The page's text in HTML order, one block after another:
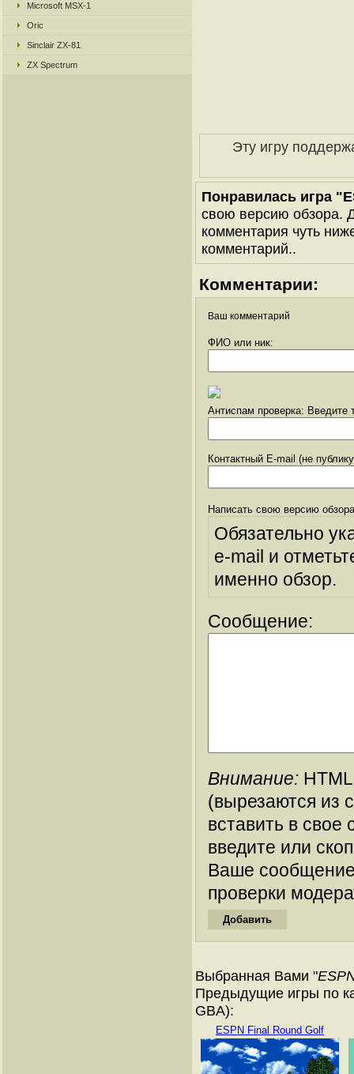
Microsoft MSX-1
Oric
Sinclair ZX-81
ZX Spectrum
Эту игру
Понравилась игра
свою версию обзора.
комментария чуть
комментарий..
Комментарии:
Ваш комментарий
ФИО или ник:
Антиспам проверка: Введите
Контактный E-mail (не
Написать свою версию
Обязательно
e-mail и
именно обзор.
Сообщение:
Внимание:
(вырезаются из
вставить в
введите или
Ваше
проверки
Выбранная Вами "
Предыдущие игры по
GBA):
ESPN Final Round Golf